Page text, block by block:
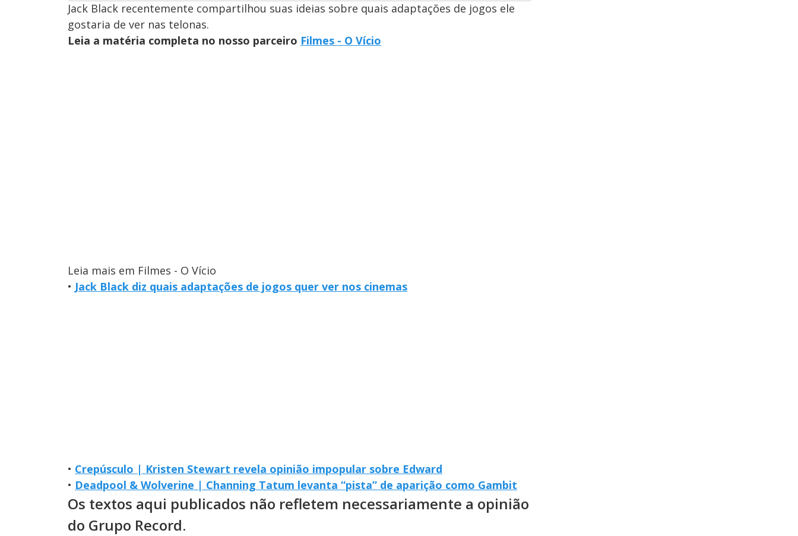
Jack Black recentemente compartilhou suas ideias sobre quais adaptações de jogos ele
gostaria de ver nas telonas.
Leia a matéria completa no nosso parceiro Filmes - O Vício
Leia mais em Filmes - O Vício
• Jack Black diz quais adaptações de jogos quer ver nos cinemas
• Crepúsculo | Kristen Stewart revela opinião impopular sobre Edward
• Deadpool & Wolverine | Channing Tatum levanta “pista” de aparição como Gambit
Os textos aqui publicados não refletem necessariamente a opinião
do Grupo Record.